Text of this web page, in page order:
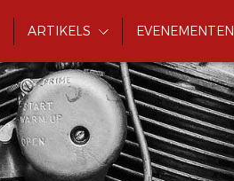
ARTIKELS EVENEMENTEN